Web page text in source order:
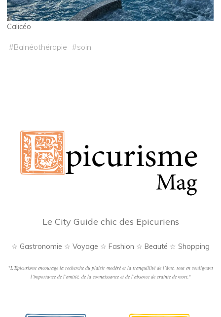
Calicéo
#Balnéothérapie #soin
Le City Guide chic des Epicuriens
☆ Gastronomie ☆ Voyage ☆ Fashion ☆ Beauté ☆ Shopping
"L'Epicurisme encourage la recherche du plaisir modéré et la tranquillité de l’âme, tout en soulignant
l’importance de l’amitié, de la connaissance et de l’absence de crainte de mort."